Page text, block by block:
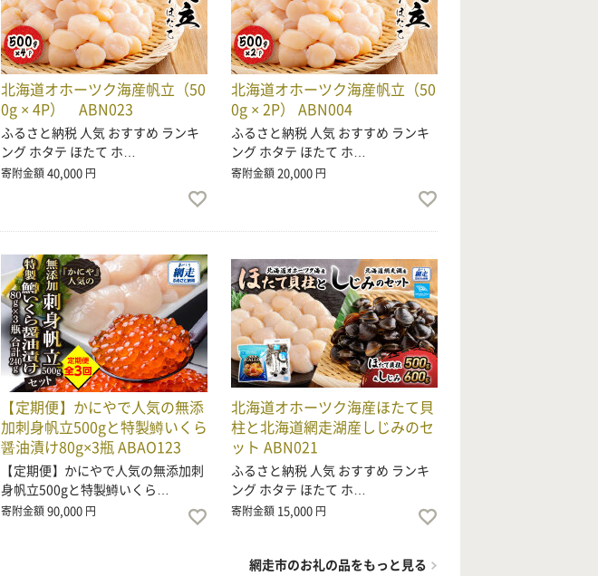
北海道オホーツク海産帆立（50
0g × 4P） ABN023
ふるさと納税 人気 おすすめ ランキ
ング ホタテ ほたて ホ…
寄附金額40,000 円
北海道オホーツク海産帆立（50
0g × 2P） ABN004
ふるさと納税 人気 おすすめ ランキ
ング ホタテ ほたて ホ…
寄附金額20,000 円
【定期便】かにやで人気の無添
加刺身帆立500gと特製鱒いくら
醤油漬け80g×3瓶 ABAO123
【定期便】かにやで人気の無添加刺
身帆立500gと特製鱒いくら…
寄附金額90,000 円
北海道オホーツク海産ほたて貝
柱と北海道網走湖産しじみのセ
ット ABN021
ふるさと納税 人気 おすすめ ランキ
ング ホタテ ほたて ホ…
寄附金額 15,000 円
網走市のお礼の品をもっと見る